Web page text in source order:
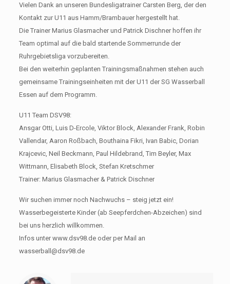
Vielen Dank an unseren Bundesligatrainer Carsten Berg, der den
Kontakt zur U11 aus Hamm/Brambauer hergestellt hat.
Die Trainer Marius Glasmacher und Patrick Dischner hoffen ihr
Team optimal auf die bald startende Sommerrunde der
Ruhrgebietsliga vorzubereiten.
Bei den weiterhin geplanten Trainingsmaßnahmen stehen auch
gemeinsame Trainingseinheiten mit der U11 der SG Wasserball
Essen auf dem Programm.
U11 Team DSV98:
Ansgar Otti, Luis D-Ercole, Viktor Block, Alexander Frank, Robin
Vallendar, Aaron Roßbach, Bouthaina Fikri, Ivan Babic, Dorian
Krajcevic, Neil Beckmann, Paul Hildebrand, Tim Beyler, Max
Wittmann, Elisabeth Block, Stefan Kretschmer
Trainer: Marius Glasmacher & Patrick Dischner
Wir suchen immer noch Nachwuchs – steig jetzt ein!
Wasserbegeisterte Kinder (ab Seepferdchen-Abzeichen) sind
bei uns herzlich willkommen.
Infos unter www.dsv98.de oder per Mail an
wasserball@dsv98.de